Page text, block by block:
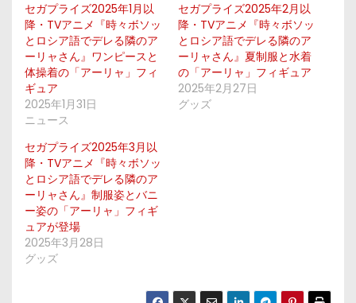
セガプライズ2025年1月以
降・TVアニメ『時々ボソッ
とロシア語でデレる隣のア
ーリャさん』ワンピースと
体操着の「アーリャ」フィ
ギュア
2025年1月31日
ニュース
セガプライズ2025年2月以
降・TVアニメ『時々ボソッ
とロシア語でデレる隣のア
ーリャさん』夏制服と水着
の「アーリャ」フィギュア
2025年2月27日
グッズ
セガプライズ2025年3月以
降・TVアニメ『時々ボソッ
とロシア語でデレる隣のア
ーリャさん』制服姿とバニ
ー姿の「アーリャ」フィギ
ュアが登場
2025年3月28日
グッズ